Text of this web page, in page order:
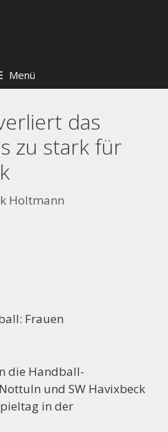
Menü
das
zu stark für
Holtmann
Frauen
die Handball-
und SW Havixbeck
in der